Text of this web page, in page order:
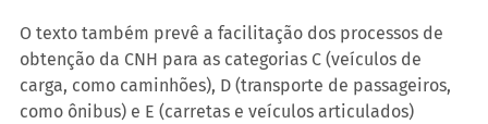
O texto também prevê a facilitação dos processos de
obtenção da CNH para as categorias C (veículos de
carga, como caminhões), D (transporte de passageiros,
como ônibus) e E (carretas e veículos articulados)